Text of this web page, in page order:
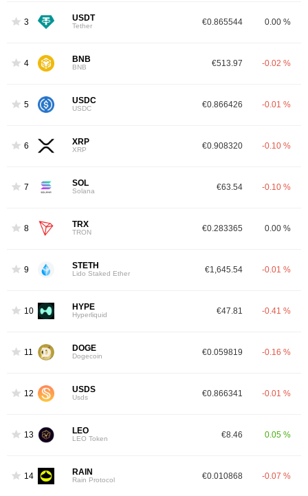
3 USDT
Tether €0.865544 0.00 %
4 BNB
BNB €513.97 -0.02 %
5 USDC
USDC €0.866426 -0.01 %
6 XRP
XRP €0.908320 -0.10 %
7 SOL
Solana €63.54 -0.10 %
8 TRX
TRON €0.283365 0.00 %
9 STETH
Lido Staked Ether €1,645.54 -0.01 %
10 HYPE
Hyperliquid €47.81 -0.41 %
11 DOGE
Dogecoin €0.059819 -0.16 %
12 USDS
Usds €0.866341 -0.01 %
13 LEO
LEO Token €8.46 0.05 %
14 RAIN
Rain Protocol €0.010868 -0.07 %